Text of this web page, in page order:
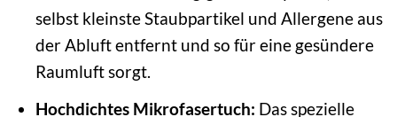
selbst kleinste Staubpartikel und Allergene aus
der Abluft entfernt und so für eine gesündere
Raumluft sorgt.
Hochdichtes Mikrofasertuch: Das spezielle